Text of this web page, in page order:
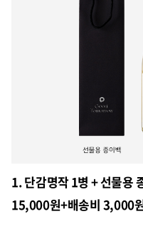
1. 단감명작 1병 + 선물용
15,000원+배송비 3,000